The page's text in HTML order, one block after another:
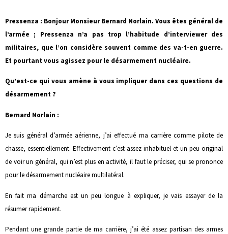
Pressenza : Bonjour Monsieur Bernard Norlain. Vous êtes général de
l’armée ; Pressenza n’a pas trop l’habitude d’interviewer des
militaires, que l’on considère souvent comme des va-t-en guerre.
Et pourtant vous agissez pour le désarmement nucléaire.
Qu’est-ce qui vous amène à vous impliquer dans ces questions de
désarmement ?
Bernard Norlain :
Je suis général d’armée aérienne, j’ai effectué ma carrière comme pilote de
chasse, essentiellement. Effectivement c’est assez inhabituel et un peu original
de voir un général, qui n’est plus en activité, il faut le préciser, qui se prononce
pour le désarmement nucléaire multilatéral.
En fait ma démarche est un peu longue à expliquer, je vais essayer de la
résumer rapidement.
Pendant une grande partie de ma carrière, j’ai été assez partisan des armes